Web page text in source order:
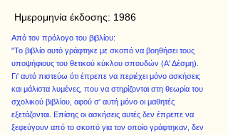
Ημερομηνία έκδοσης: 1986
Από τον πρόλογο του βιβλίου:
"Το βιβλίο αυτό γράφτηκε με σκοπό να βοηθήσει τους
υποψήφιους του θετικού κύκλου σπουδών (Α' Δέσμη).
Γι' αυτό πιστεύω ότι έπρεπε να περιέχει μόνο ασκήσεις
και μάλιστα λυμένες, που να στηρίζονται στη θεωρία του
σχολικού βιβλίου, αφού σ' αυτή μόνο οι μαθητές
εξετάζονται. Επίσης οι ασκήσεις αυτές δεν έπρεπε να
ξεφεύγουν από το σκοπό για τον οποίο γράφτηκαν, δεν